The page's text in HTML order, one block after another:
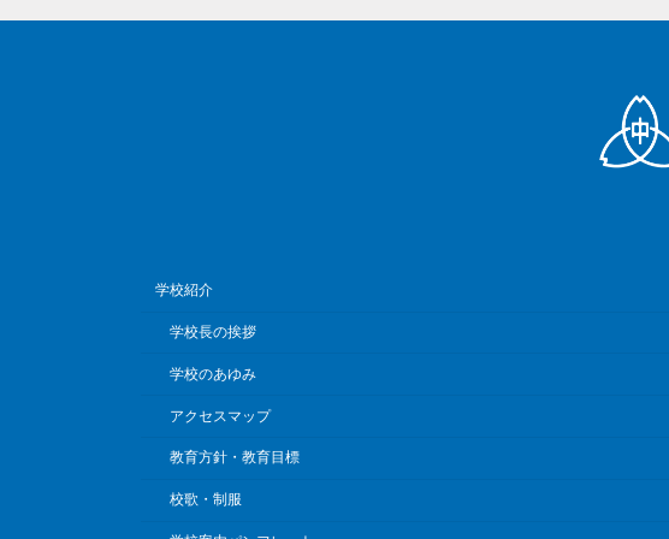
学校紹介
学校長の挨拶
学校のあゆみ
アクセスマップ
教育方針・教育目標
校歌・制服